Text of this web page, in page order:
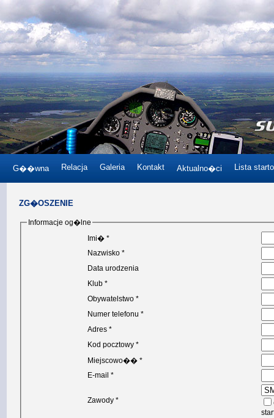
G��wna Relacja Galeria Kontakt Aktualno�ci Lista
ZG�OSZENIE
Informacje og�lne
Imi� *
Nazwisko *
Data urodzenia
Klub *
Obywatelstwo *
Numer telefonu *
Adres *
Kod pocztowy *
Miejscowo�� *
E-mail *
Zawody *